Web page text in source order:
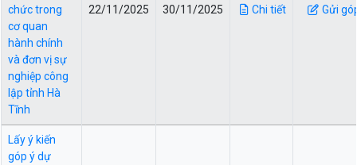
chức trong
cơ quan
hành chính
và đơn vị sự
nghiệp công
lập tỉnh Hà
Tĩnh
22/11/2025 30/11/2025 Chi tiết Gửi
Lấy ý kiến
góp ý dự